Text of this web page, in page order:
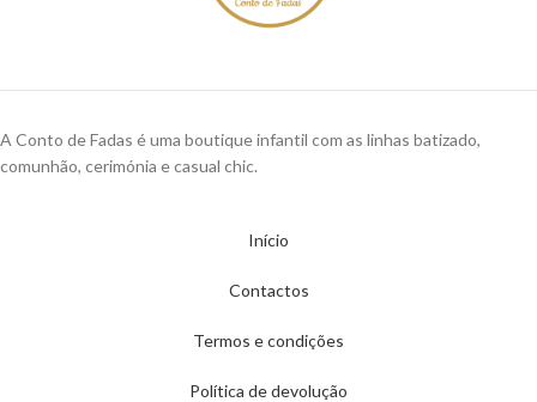
A Conto de Fadas é uma boutique infantil com as linhas batizado,
comunhão, cerimónia e casual chic.
Início
Contactos
Termos e condições
Política de devolução